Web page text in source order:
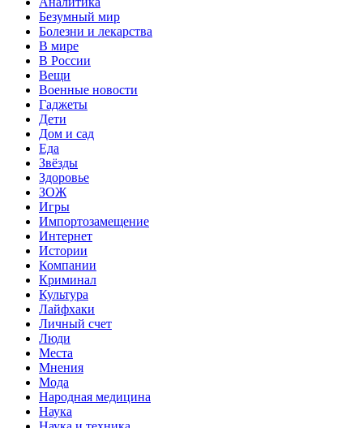
Безумный мир
Болезни и лекарства
В мире
В России
Вещи
Военные новости
Гаджеты
Дети
Дом и сад
Еда
Звёзды
Здоровье
ЗОЖ
Игры
Импортозамещение
Интернет
Истории
Компании
Криминал
Культура
Лайфхаки
Личный счет
Люди
Места
Мнения
Мода
Народная медицина
Наука